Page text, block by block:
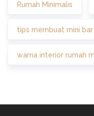
Rumah Minimalis
tips membuat mini
warna interior rumah